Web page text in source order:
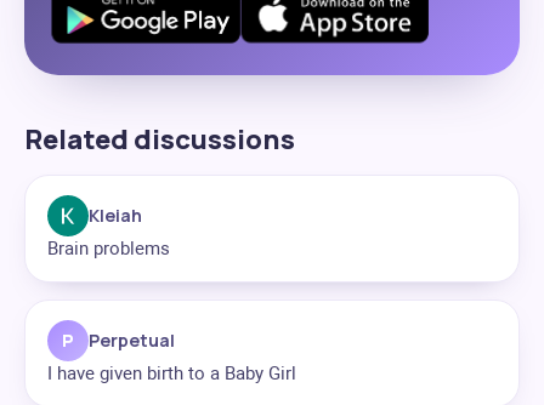
Related discussions
Kleiah
Brain problems
P Perpetual
I have given birth to a Baby Girl